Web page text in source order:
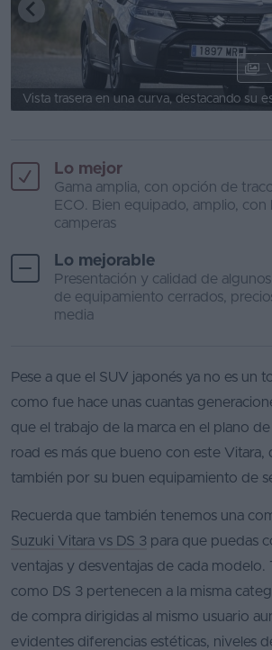
Vista trasera en una curva, destacando su
Lo mejor
Gama amplia, con opción de
ECO. Bien equipado, amplio,
camperas
Lo mejorable
Presentación y calidad de
de equipamiento cerrados,
media
Pese a que el SUV japonés ya no es un
como fue hace unas cuantas
que el trabajo de la marca en el plano
road es más que bueno con este Vitara,
también por su buen equipamiento de
Recuerda que también tenemos una
Suzuki Vitara vs DS 3 para que puedas
ventajas y desventajas de cada modelo.
como DS 3 pertenecen a la misma
de compra dirigidas al mismo usuario
evidentes diferencias estéticas, niveles